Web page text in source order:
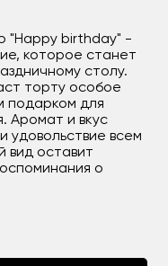
"Happy birthday" -
которое станет
столу.
торту особое
подарком для
Аромат и вкус
удовольствие всем
вид оставит
о